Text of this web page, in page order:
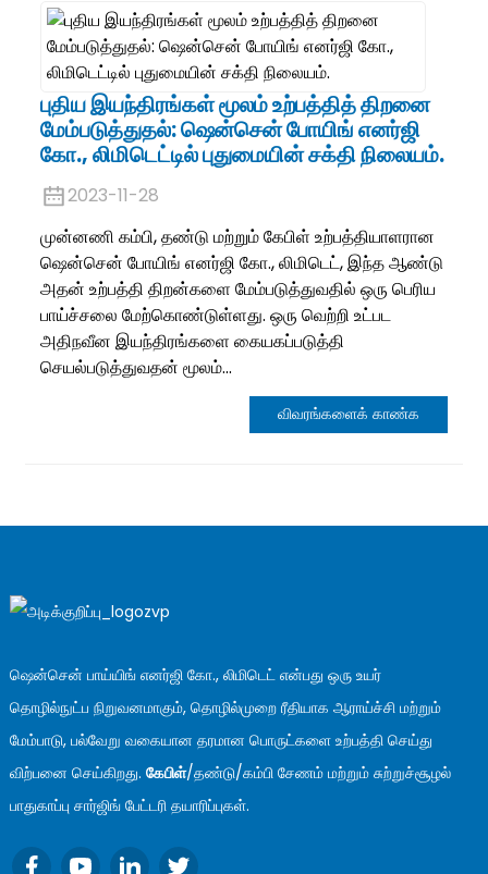
புதிய இயந்திரங்கள் மூலம் உற்பத்தித் திறனை
மேம்படுத்துதல்: ஷென்சென் போயிங் எனர்ஜி
கோ., லிமிடெட்டில் புதுமையின் சக்தி நிலையம்.
2023-11-28
முன்னணி கம்பி, தண்டு மற்றும் கேபிள் உற்பத்தியாளரான
ஷென்சென் போயிங் எனர்ஜி கோ., லிமிடெட், இந்த ஆண்டு
அதன் உற்பத்தி திறன்களை மேம்படுத்துவதில் ஒரு பெரிய
பாய்ச்சலை மேற்கொண்டுள்ளது. ஒரு வெற்றி உட்பட
அதிநவீன இயந்திரங்களை கையகப்படுத்தி
செயல்படுத்துவதன் மூலம்...
விவரங்களைக் காண்க
ஷென்சென் பாய்யிங் எனர்ஜி கோ., லிமிடெட் என்பது ஒரு உயர்
தொழில்நுட்ப நிறுவனமாகும், தொழில்முறை ரீதியாக ஆராய்ச்சி மற்றும்
மேம்பாடு, பல்வேறு வகையான தரமான பொருட்களை உற்பத்தி செய்து
விற்பனை செய்கிறது. கேபிள்/தண்டு/கம்பி சேணம் மற்றும் சுற்றுச்சூழல்
பாதுகாப்பு சார்ஜிங் பேட்டரி தயாரிப்புகள்.